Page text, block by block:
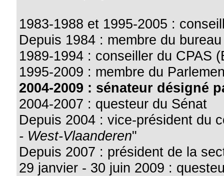
1983-1988 et 1995-2005 :
Depuis 1984 : membre du
1989-1994 : conseiller du CPAS
1995-2009 : membre du
2004-2009 : sénateur désigné
2004-2007 : questeur du Sénat
Depuis 2004 : vice-président du
- West-Vlaanderen"
Depuis 2007 : président de la
29 janvier - 30 juin 2009 :